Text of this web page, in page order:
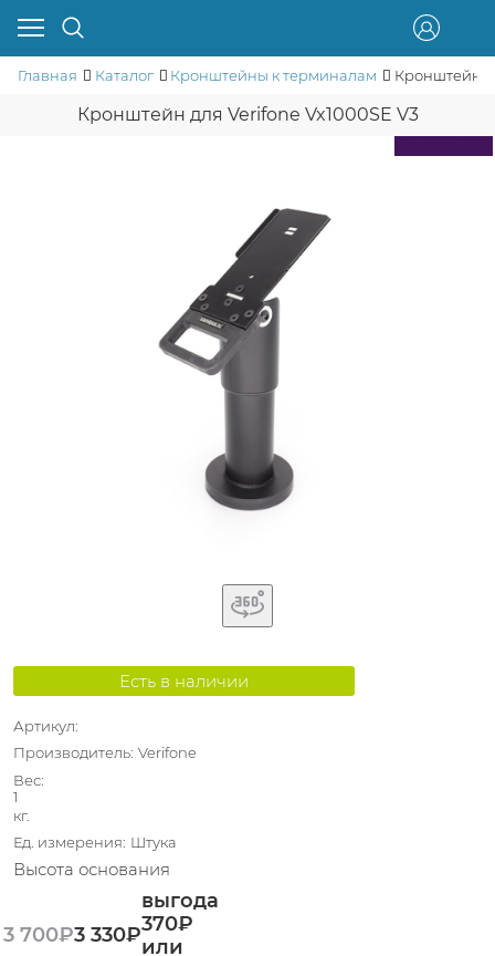
Главная Каталог Кронштейны к терминалам Кронштейн
Кронштейн для Verifone Vx1000SE V3
Есть в наличии
Артикул:
Производитель: Verifone
Вес:
1
кг.
Ед. измерения: Штука
Высота основания
3 700₽3 330₽
выгода
370₽
или